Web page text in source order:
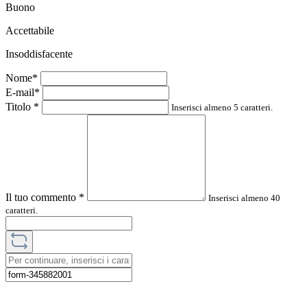
Buono
Accettabile
Insoddisfacente
Nome*
E-mail*
Titolo * Inserisci almeno 5 caratteri.
Il tuo commento *
Inserisci almeno 40
caratteri.